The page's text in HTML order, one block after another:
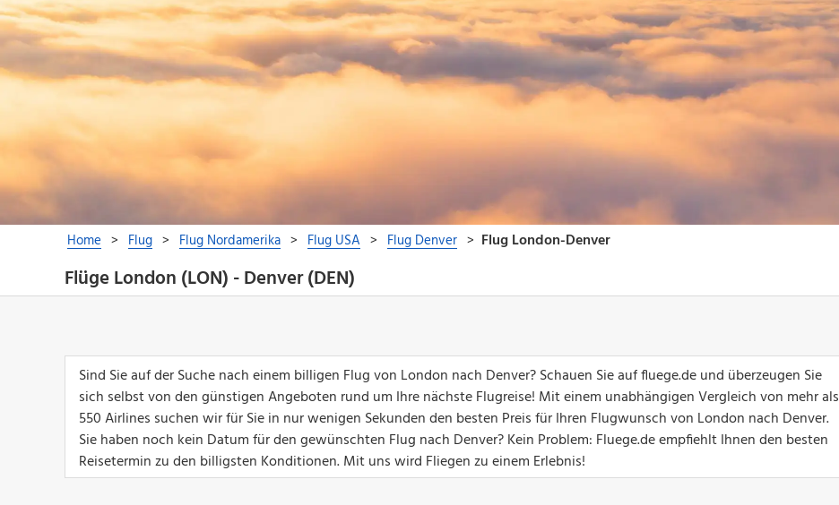
Flüge London (LON) - Denver (DEN)
Sind Sie auf der Suche nach einem billigen Flug von London nach Denver? Schauen Sie auf fluege.de und überzeugen Sie
sich selbst von den günstigen Angeboten rund um Ihre nächste Flugreise! Mit einem unabhängigen Vergleich von mehr als
550 Airlines suchen wir für Sie in nur wenigen Sekunden den besten Preis für Ihren Flugwunsch von London nach Denver.
Sie haben noch kein Datum für den gewünschten Flug nach Denver? Kein Problem: Fluege.de empfiehlt Ihnen den besten
Reisetermin zu den billigsten Konditionen. Mit uns wird Fliegen zu einem Erlebnis!